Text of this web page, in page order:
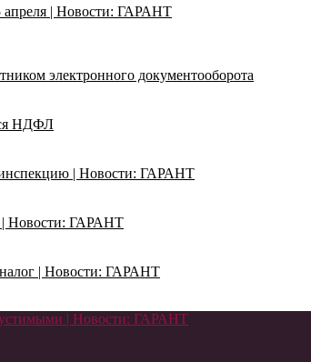
апреля | Новости: ГАРАНТ
электронного документооборота
НДФЛ
инспекцию | Новости: ГАРАНТ
| Новости: ГАРАНТ
налог | Новости: ГАРАНТ
| Новости: ГАРАНТ